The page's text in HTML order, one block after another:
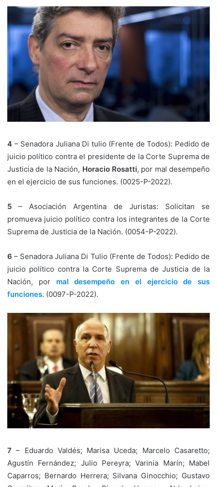
4 – Senadora Juliana Di tulio (Frente de Todos): Pedido de
juicio político contra el presidente de la Corte Suprema de
Justicia de la Nación, Horacio Rosatti, por mal desempeño
en el ejercicio de sus funciones. (0025-P-2022).
5 – Asociación Argentina de Juristas: Solicitan se
promueva juicio político contra los integrantes de la Corte
Suprema de Justicia de la Nación. (0054-P-2022).
6– Senadora Juliana Di Tulio (Frente de Todos): Pedido de
juicio político contra la Corte Suprema de Justicia de la
Nación, por mal desempeño en el ejercicio de sus
funciones. (0097-P-2022).
7 – Eduardo Valdés; Marisa Uceda; Marcelo Casaretto;
Agustín Fernández; Julio Pereyra; Varinia Marín; Mabel
Caparros; Bernardo Herrera; Silvana Ginocchio; Gustavo